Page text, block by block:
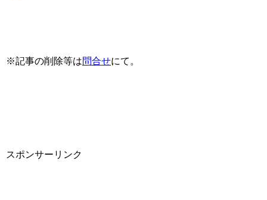
※記事の削除等は問合せにて。
スポンサーリンク